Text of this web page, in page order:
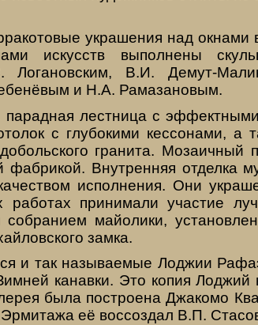
украшения над окнами
искусств выполнены
В.И. Демут-
и Н.А. Рамазановым.
парадная лестница с
с глубокими кессонами, а
гранита. Мозаичный
фабрикой. Внутренняя отделка
исполнения. Они
работах принимали участие
майолики,
замка.
и так называемые Лоджии
канавки. Это копия Лоджий
была построена Джакомо
её воссоздал В.П.